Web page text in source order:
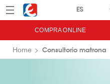
Menú Eroski
COMPRA ONLINE
Home Consultorio matrona